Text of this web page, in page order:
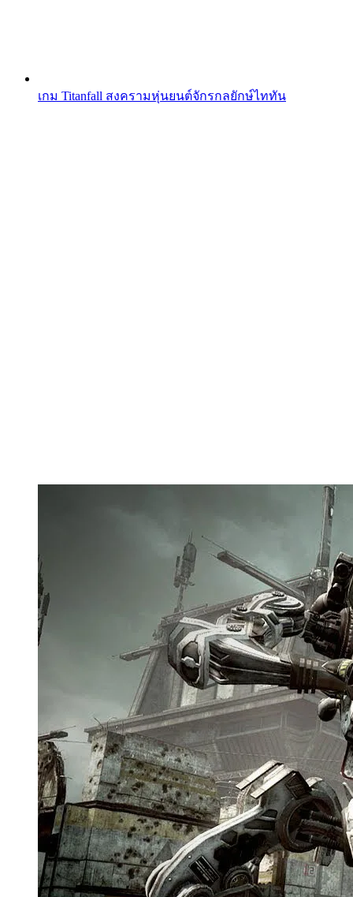
เกม Titanfall สงครามหุ่นยนต์จักรกลยักษ์ไททัน